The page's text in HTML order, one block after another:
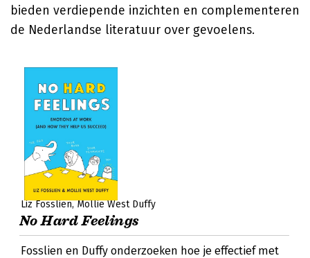
bieden verdiepende inzichten en complementeren
de Nederlandse literatuur over gevoelens.
Liz Fosslien Mollie West Duffy
No Hard Feelings
Fosslien en Duffy onderzoeken hoe je effectief met